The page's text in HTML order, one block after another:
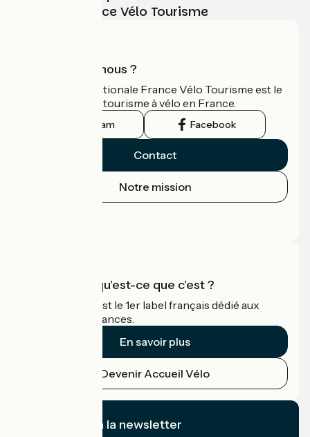
vélo avec France Vélo Tourisme
Qui sommes-nous ?
L'association nationale France Vélo Tourisme est le
guide officiel du tourisme à vélo en France.
Instagram Facebook
Contact
Notre mission
Accueil Vélo qu'est-ce que c'est ?
Accueil Vélo c'est le 1er label français dédié aux
cyclistes en vacances.
En savoir plus
Devenir Accueil Vélo
Je m'abonne à la newsletter